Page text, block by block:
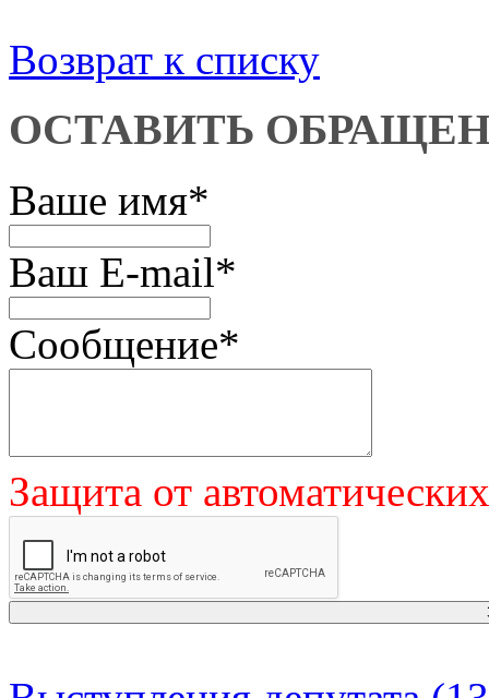
Возврат к списку
ОСТАВИТЬ
Ваше имя*
Ваш E-mail*
Сообщение*
Защита от